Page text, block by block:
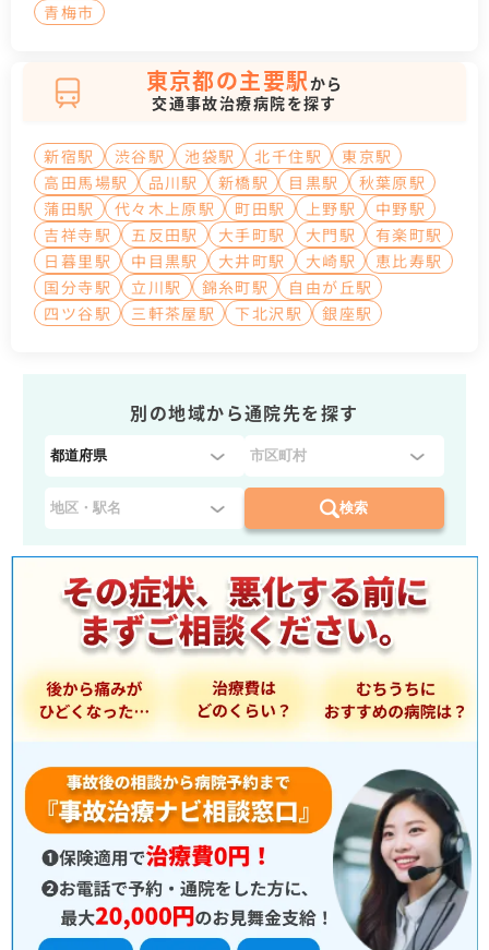
青梅市
東京都の主要駅から
交通事故治療病院を探す
新宿駅 渋谷駅 池袋駅 北千住駅
東京駅
高田馬場駅
品川駅 新橋駅 目黒駅
秋葉原駅
蒲田駅
代々木上原駅 町田駅 上野駅
中野駅
吉祥寺駅
五反田駅 大手町駅 大門駅
有楽町駅
日暮里駅
中目黒駅 大井町駅 大崎駅
恵比寿駅
国分寺駅
立川駅 錦糸町駅
自由が丘駅
四ツ谷駅
三軒茶屋駅 下北沢駅 銀座駅
別の地域から通院先を探す
都
県
を
選
択
：
検索